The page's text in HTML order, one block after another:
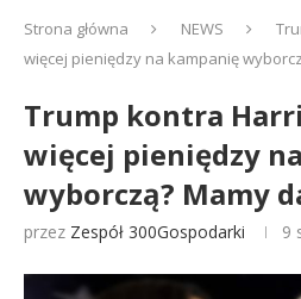
Strona główna NEWS
więcej pieniędzy na kampanię
Trump kontra
więcej pieniędzy
wyborczą? Mamy
przez Zespół 300Gospodarki 9